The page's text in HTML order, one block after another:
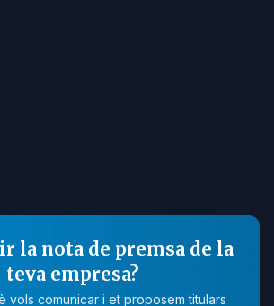
la nota de premsa de la
teva empresa?
vols comunicar i et proposem titulars